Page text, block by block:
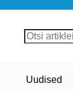
Uudised